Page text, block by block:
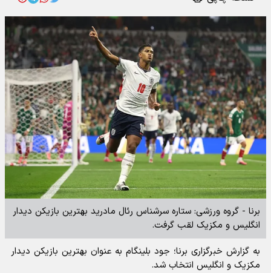
برنا - گروه ورزشی: ستاره سرشناس رئال مادرید بهترین بازیکن دیدار
انگلیس و مکزیک لقب گرفت.
به گزارش خبرگزاری برنا؛ جود بلینگام به عنوان بهترین بازیکن دیدار
مکزیک و انگلیس انتخاب شد.